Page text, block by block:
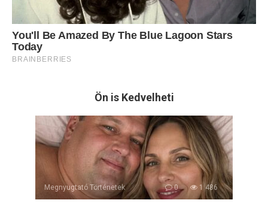
Ön is Kedvelheti
Megnyugtató Történetek 0 1 486